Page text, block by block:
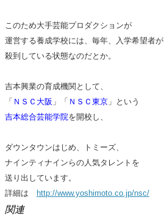
このため大手芸能プロダクションが
運営する養成学校には、毎年、入学希望者が
殺到している状態なのだとか。
吉本興業の育成機関として、
「 ＮＳＣ大阪 」「 ＮＳＣ東京 」という
吉本総合芸能学院を開校し、
ダウンタウンはじめ、トミーズ、
ナインティナインらの人気タレントを
送り出しています。
詳細は
http://www.yoshimoto.co.jp/nsc/
関連